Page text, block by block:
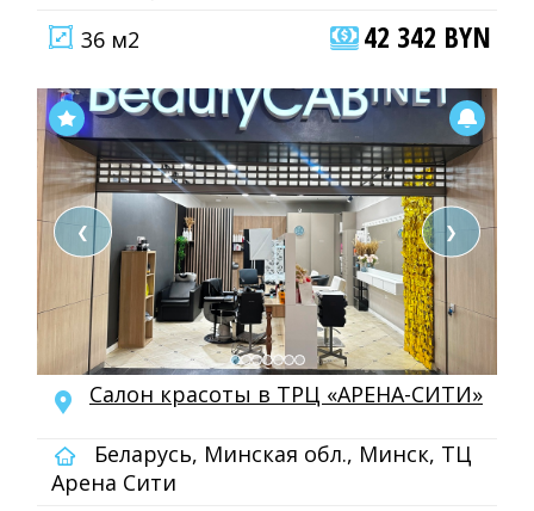
36 м2
42 342 BYN
❮ ❯
Салон красоты в ТРЦ «АРЕНА-СИТИ»
Беларусь, Минская обл., Минск, ТЦ
Арена Сити